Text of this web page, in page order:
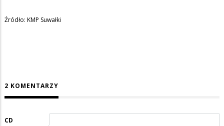
Źródło: KMP Suwałki
2 KOMENTARZY
CD